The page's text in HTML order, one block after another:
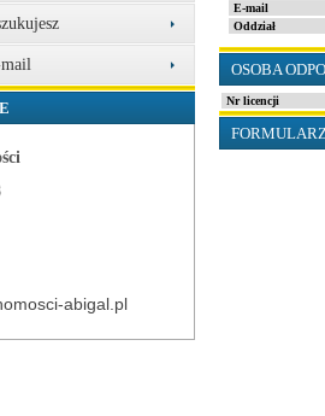
abigal.pl
E-mail
Oddział
OSOBA
Nr licencji